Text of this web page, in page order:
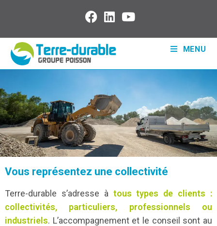
MENU
Vous représentez une collectivité
Terre-durable s’adresse à tous types de clients :
collectivités, particuliers, professionnels ou
industriels. L’accompagnement et le conseil sont au